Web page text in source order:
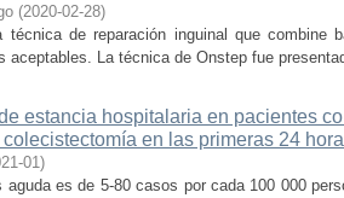
(2020-02-28)
de reparación inguinal que combine
aceptables. La técnica de Onstep fue
estancia hospitalaria en pacientes
en las primeras 24
01)
aguda es de 5-80 casos por cada 100 000